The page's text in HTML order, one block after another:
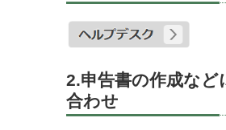
2.申告書の作成な
合わせ